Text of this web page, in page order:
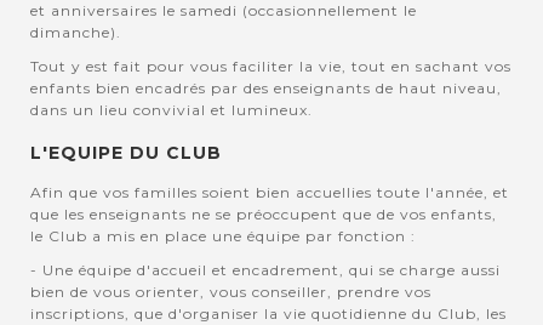
et anniversaires le samedi (occasionnellement le
dimanche).
Tout y est fait pour vous faciliter la vie, tout en sachant vos
enfants bien encadrés par des enseignants de haut niveau,
dans un lieu convivial et lumineux.
L'EQUIPE DU CLUB
Afin que vos familles soient bien accuellies toute l'année, et
que les enseignants ne se préoccupent que de vos enfants,
le Club a mis en place une équipe par fonction :
- Une équipe d'accueil et encadrement, qui se charge aussi
bien de vous orienter, vous conseiller, prendre vos
inscriptions, que d'organiser la vie quotidienne du Club, les